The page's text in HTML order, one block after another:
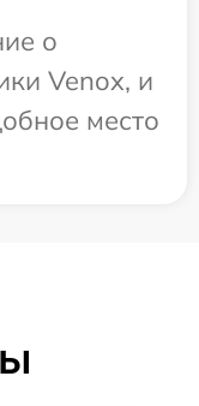
о
Venox, и
место